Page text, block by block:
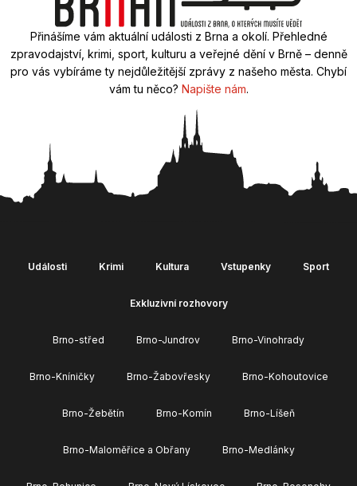
Přinášíme vám aktuální události z Brna a okolí. Přehledné
zpravodajství, krimi, sport, kulturu a veřejné dění v Brně – denně
pro vás vybíráme ty nejdůležitější zprávy z našeho města. Chybí
vám tu něco? Napište nám.
Události Krimi Kultura Vstupenky Sport
Exkluzivní rozhovory
Brno-střed Brno-Jundrov Brno-Vinohrady
Brno-Kníničky Brno-Žabovřesky Brno-Kohoutovice
Brno-Žebětín Brno-Komín Brno-Líšeň
Brno-Maloměřice a Obřany Brno-Medlánky